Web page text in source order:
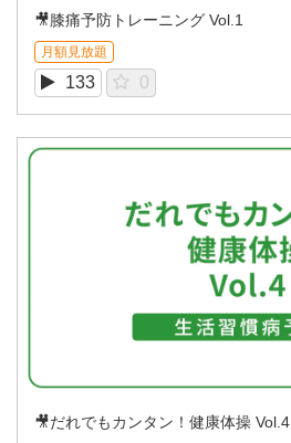
🎥膝痛予防トレーニング Vol.1
月額見放題
133 0
🎥だれでもカンタン！健康体操 Vol.4